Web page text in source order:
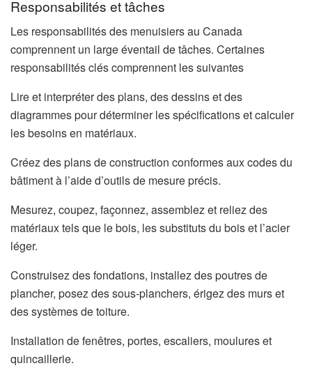
Responsabilités et tâches
Les responsabilités des menuisiers au Canada
comprennent un large éventail de tâches. Certaines
responsabilités clés comprennent les suivantes
Lire et interpréter des plans, des dessins et des
diagrammes pour déterminer les spécifications et calculer
les besoins en matériaux.
Créez des plans de construction conformes aux codes du
bâtiment à l’aide d’outils de mesure précis.
Mesurez, coupez, façonnez, assemblez et reliez des
matériaux tels que le bois, les substituts du bois et l’acier
léger.
Construisez des fondations, installez des poutres de
plancher, posez des sous-planchers, érigez des murs et
des systèmes de toiture.
Installation de fenêtres, portes, escaliers, moulures et
quincaillerie.